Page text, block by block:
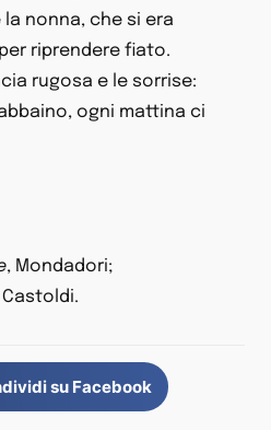
nonna, che si era
riprendere fiato.
rugosa e le sorrise:
ogni mattina ci
, Mondadori;
Castoldi.
su Facebook